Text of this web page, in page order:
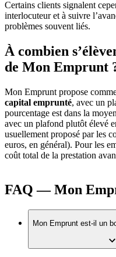
Certains clients signalent
interlocuteur et à suivre
problèmes souvent liés.
À combien
de Mon Emprunt
Mon Emprunt propose
capital emprunté, avec un
pourcentage est dans la
avec un plafond plutôt élevé
usuellement proposé par les
euros, en général). Pour les
coût total de la prestation
FAQ — Mon
Mon Emprunt est-il un